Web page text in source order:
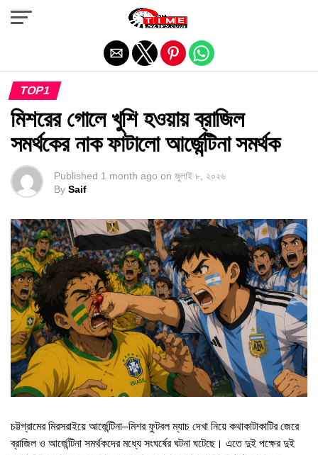
TOP1
মিশরের গোলে খুশি হওয়ায় ব্রাজিল
সমর্থকের নাক ফাটালো আর্জেন্টিনা সমর্থক
Published 1 month ago on জুলাই ৮, ২০২৬
By Saif
চট্টগ্রামের মিরসরাইয়ে আর্জেন্টিনা–মিশর ফুটবল ম্যাচ দেখা নিয়ে কথাকাটাকাটির জেরে
ব্রাজিল ও আর্জেন্টিনা সমর্থকদের মধ্যে সংঘর্ষের ঘটনা ঘটেছে। এতে দুই পক্ষের দুই
Exit mobile version